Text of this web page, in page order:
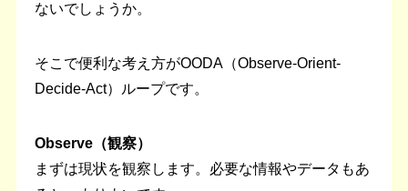
ないでしょうか。
そこで便利な考え方がOODA（Observe-Orient-
Decide-Act）ループです。
Observe（観察）
まずは現状を観察します。必要な情報やデータもあ